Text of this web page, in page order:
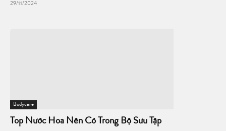
29/11/2024
Bodycare
Top Nước Hoa Nên Có Trong Bộ Sưu Tập